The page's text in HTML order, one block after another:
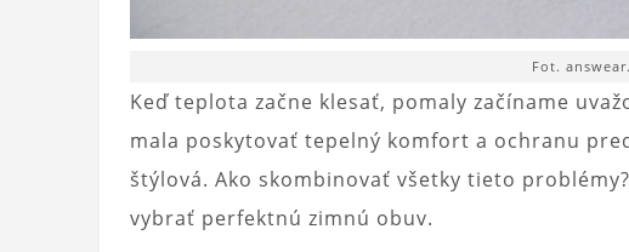
Fot.
Keď teplota začne klesať, pomaly začíname
mala poskytovať tepelný komfort a ochranu
štýlová. Ako skombinovať všetky tieto
vybrať perfektnú zimnú obuv.